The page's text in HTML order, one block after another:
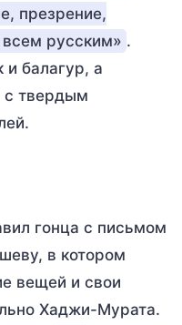
презрение,
всем русским» .
балагур, а
с твердым
гонца с письмом
в котором
вещей и свои
Хаджи-Мурата.